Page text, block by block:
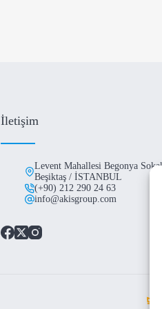
İletişim
Levent Mahallesi Begonya
Beşiktaş / İSTANBUL
(+90) 212 290 24 63
info@akisgroup.com